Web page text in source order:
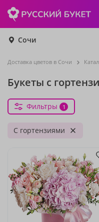
Сочи
Доставка цветов в Сочи
Букеты с
Фильтры 1
С гортензиями